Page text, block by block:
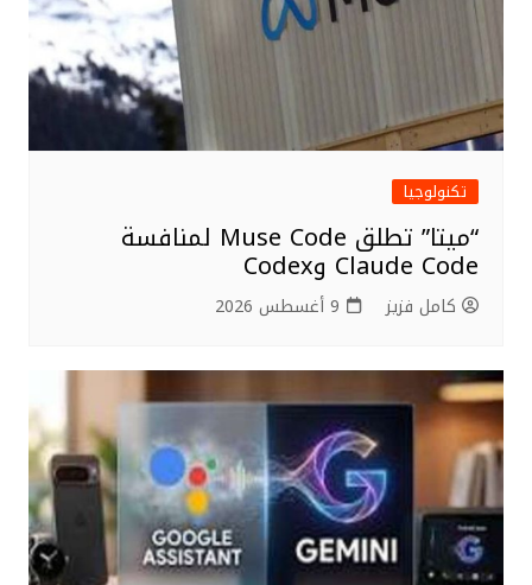
تكنولوجيا
“ميتا” تطلق Muse Code لمنافسة
Claude Code وCodex
كامل فزيز 9 أغسطس 2026